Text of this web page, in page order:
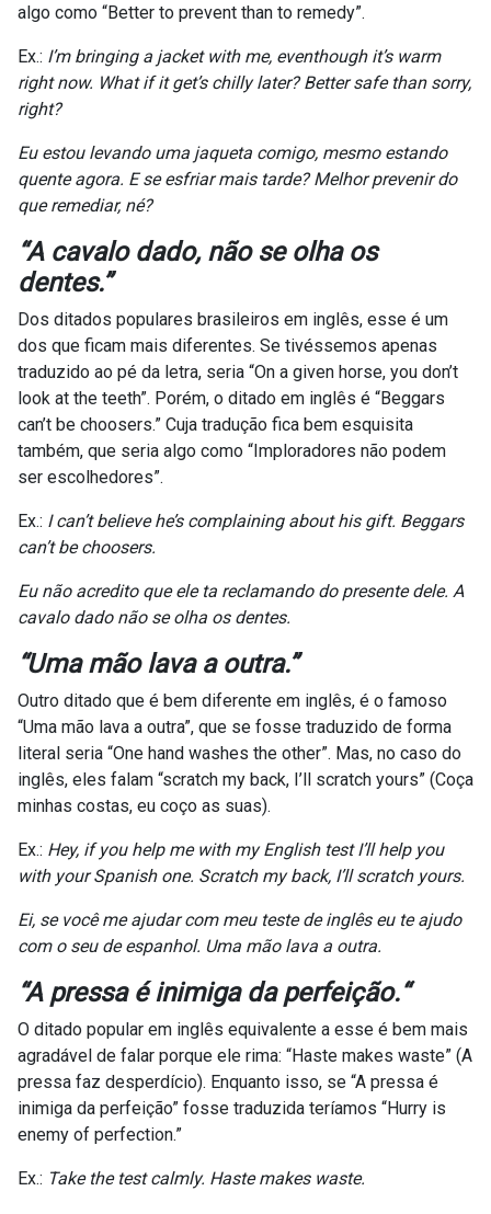
algo como “Better to prevent than to remedy”.
Ex.: I’m bringing a jacket with me, eventhough it’s warm
right now. What if it get’s chilly later? Better safe than sorry,
right?
Eu estou levando uma jaqueta comigo, mesmo estando
quente agora. E se esfriar mais tarde? Melhor prevenir do
que remediar, né?
“A cavalo dado, não se olha os
dentes.”
Dos ditados populares brasileiros em inglês, esse é um
dos que ficam mais diferentes. Se tivéssemos apenas
traduzido ao pé da letra, seria “On a given horse, you don’t
look at the teeth”. Porém, o ditado em inglês é “Beggars
can’t be choosers.” Cuja tradução fica bem esquisita
também, que seria algo como “Imploradores não podem
ser escolhedores”.
Ex.: I can’t believe he’s complaining about his gift. Beggars
can’t be choosers.
Eu não acredito que ele ta reclamando do presente dele. A
cavalo dado não se olha os dentes.
“Uma mão lava a outra.”
Outro ditado que é bem diferente em inglês, é o famoso
“Uma mão lava a outra”, que se fosse traduzido de forma
literal seria “One hand washes the other”. Mas, no caso do
inglês, eles falam “scratch my back, I’ll scratch yours” (Coça
minhas costas, eu coço as suas).
Ex.: Hey, if you help me with my English test I’ll help you
with your Spanish one. Scratch my back, I’ll scratch yours.
Ei, se você me ajudar com meu teste de inglês eu te ajudo
com o seu de espanhol. Uma mão lava a outra.
“A pressa é inimiga da perfeição.“
O ditado popular em inglês equivalente a esse é bem mais
agradável de falar porque ele rima: “Haste makes waste” (A
pressa faz desperdício). Enquanto isso, se “A pressa é
inimiga da perfeição” fosse traduzida teríamos “Hurry is
enemy of perfection.”
Ex.: Take the test calmly. Haste makes waste.